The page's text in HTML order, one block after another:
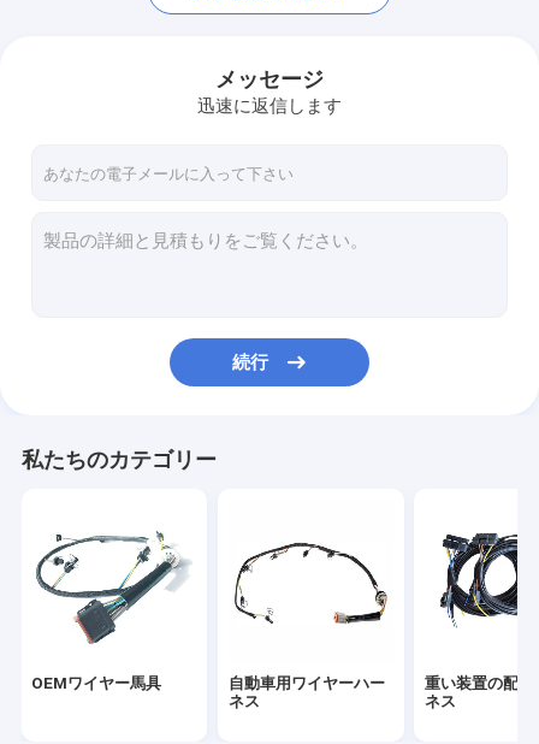
OEMワイヤー馬具
重い装置の配線用ハーネス
トラックの配線用ハーネス
ホーム・アプライアンスの配線用ハーネス
オートバイの配線用ハーネス
医学ワイヤー馬具
普遍的な配線用ハーネス
ワイヤー馬具のコネクター
メッセージ
迅速に返信します
続行
私たちのカテゴリー
OEMワイヤー馬具
自動車用ワイヤーハー
ネス
重い装置の配線
ネス